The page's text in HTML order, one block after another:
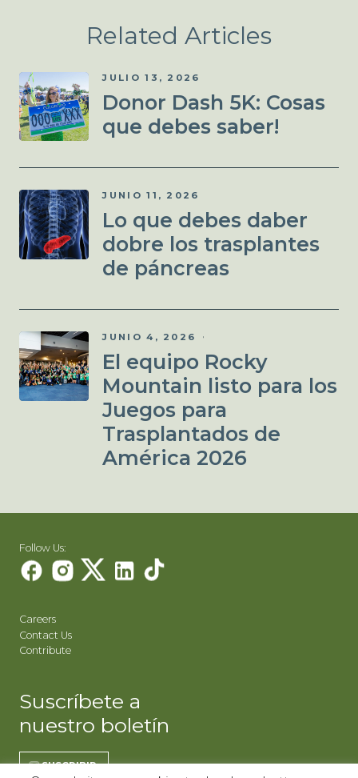
Related Articles
JULIO 13, 2026
Donor Dash 5K: Cosas
que debes saber!
JUNIO 11, 2026
Lo que debes daber
dobre los trasplantes
de páncreas
JUNIO 4, 2026
El equipo Rocky
Mountain listo para los
Juegos para
Trasplantados de
América 2026
Follow Us:
Careers
Contact Us
Contribute
Suscríbete a
nuestro boletín
SUSCRIBIR